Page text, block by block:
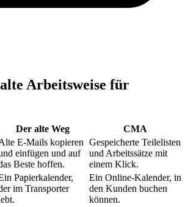
Arbeitsweise für
Der alte Weg CMA‎
E-Mails kopieren
einfügen und auf
Beste hoffen.
Gespeicherte Teilelisten
und Arbeitssätze mit
einem Klick.
Papierkalender,
im Transporter
Ein Online-Kalender, in
den Kunden buchen
können.